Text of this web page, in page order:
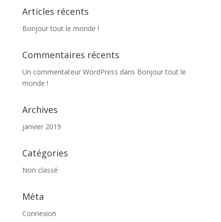
Articles récents
Bonjour tout le monde !
Commentaires récents
Un commentateur WordPress dans Bonjour tout le
monde !
Archives
janvier 2019
Catégories
Non classé
Méta
Connexion